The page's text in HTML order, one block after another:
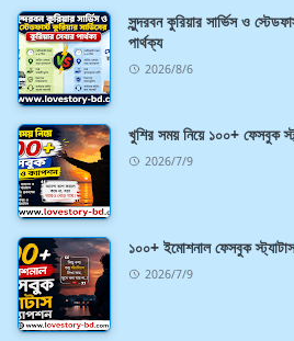
সুন্দরবন কুরিয়ার সার্ভিস ও
পার্থক্য
2026/8/6
খুশির সময় নিয়ে ১০০+ ফেসবুক
2026/7/9
১০০+ ইমোশনাল ফেসবুক
2026/7/9